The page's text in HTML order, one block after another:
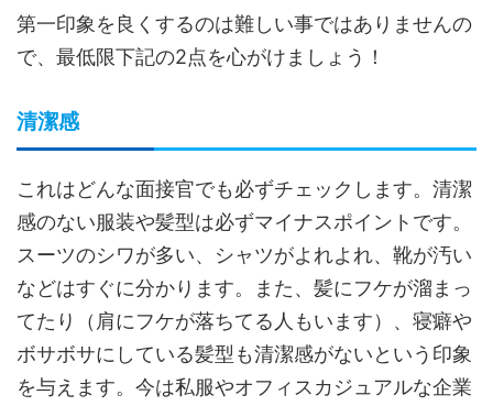
第一印象を良くするのは難しい事ではありませんの
で、最低限下記の2点を心がけましょう！
清潔感
これはどんな面接官でも必ずチェックします。清潔
感のない服装や髪型は必ずマイナスポイントです。
スーツのシワが多い、シャツがよれよれ、靴が汚い
などはすぐに分かります。また、髪にフケが溜まっ
てたり（肩にフケが落ちてる人もいます）、寝癖や
ボサボサにしている髪型も清潔感がないという印象
を与えます。今は私服やオフィスカジュアルな企業